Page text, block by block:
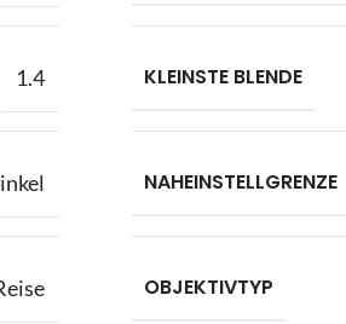
1.4 KLEINSTE BLENDE
NAHEINSTELLGRENZE
OBJEKTIVTYP